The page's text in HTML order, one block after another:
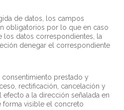
de datos, los campos
obligatorios por lo que en caso
los datos correspondientes, la
denegar el correspondiente
prestado y
rectificación, cancelación y
a la dirección señalada en
forma visible el concreto